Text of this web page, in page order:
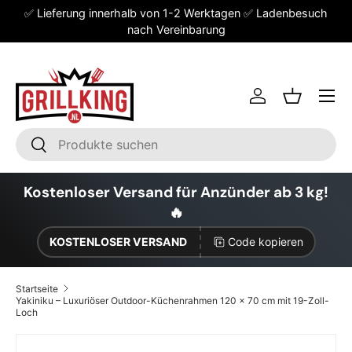
✅ Lieferung innerhalb von 1-2 Werktagen ✅ Ladenbesuch
nach Vereinbarung
Suchen
Suchen
Einloggen
Kostenloser Versand für Anzünder ab 3 kg!
🔥
KOSTENLOSER VERSAND Code kopieren
Startseite
Yakiniku – Luxuriöser Outdoor-Küchenrahmen 120 x 70 cm mit 19-Zoll-
Loch